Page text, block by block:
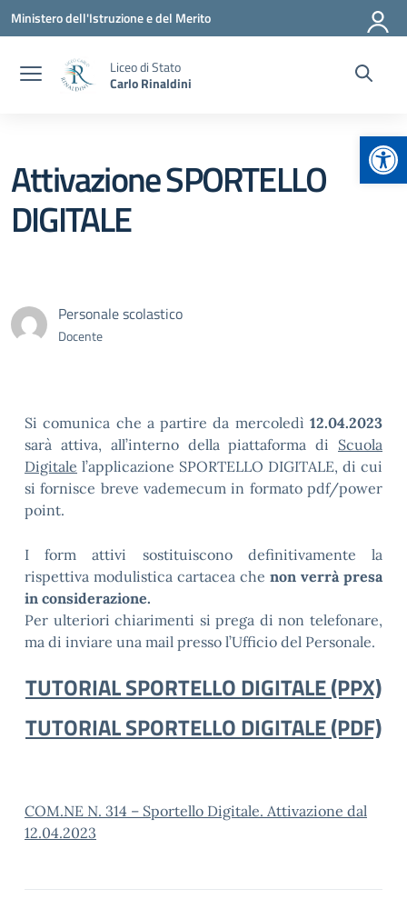
Vai ai contenuti
Vai al menu di navigazione
Vai al footer
Ministero dell'Istruzione e del Merito
Liceo di Stato
Carlo Rinaldini
Attivazione SPORTELLO
DIGITALE
Personale scolastico
Docente
Si comunica che a partire da mercoledì 12.04.2023
sarà attiva, all’interno della piattaforma di Scuola
Digitale l’applicazione SPORTELLO DIGITALE, di cui
si fornisce breve vademecum in formato pdf/power
point.
I form attivi sostituiscono definitivamente la
rispettiva modulistica cartacea che non verrà presa
in considerazione.
Per ulteriori chiarimenti si prega di non telefonare,
ma di inviare una mail presso l’Ufficio del Personale.
TUTORIAL SPORTELLO DIGITALE (PPX)
TUTORIAL SPORTELLO DIGITALE (PDF)
COM.NE N. 314 – Sportello Digitale. Attivazione dal
12.04.2023